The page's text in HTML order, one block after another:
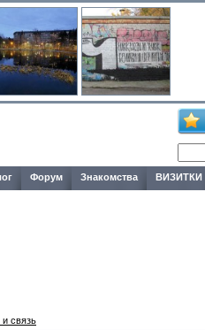
Форум Знакомства ВИЗИТКИ
связь